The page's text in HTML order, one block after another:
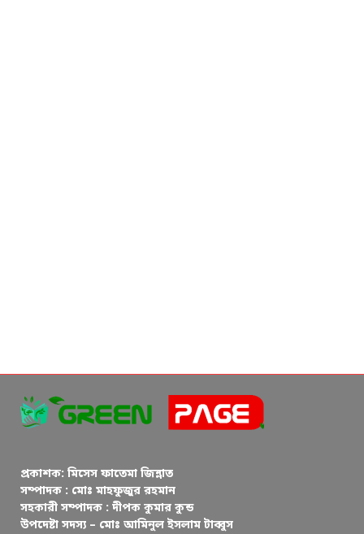
প্রকাশক: মিসেস ফাতেমা জিন্নাত
সম্পাদক : মোঃ মাহফুজুর রহমান
সহকারী সম্পাদক : দীপক কুমার কুন্ড
উপদেষ্টা সদস্য – মোঃ আমিনুল ইসলাম টাব্বুস